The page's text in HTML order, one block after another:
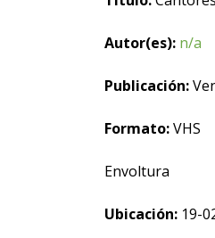
Autor(es): n/a
Publicación:
Formato:VHS
Envoltura
Ubicación: 19-